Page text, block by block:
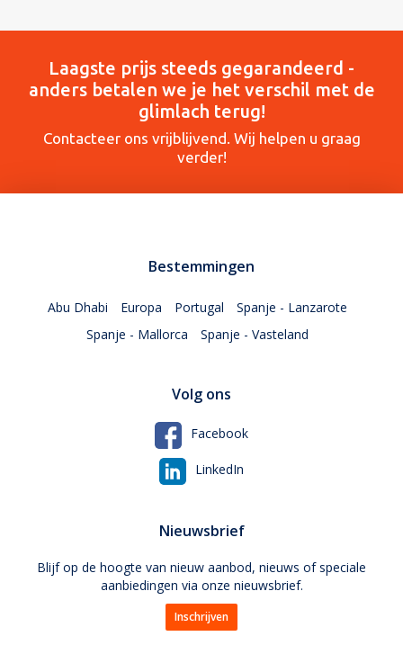
Laagste prijs steeds gegarandeerd -
anders betalen we je het verschil met de
glimlach terug!
Contacteer ons vrijblijvend. Wij helpen u graag
verder!
Bestemmingen
Abu Dhabi Europa Portugal
Spanje - Lanzarote
Spanje - Mallorca
Spanje - Vasteland
Volg ons
Facebook
LinkedIn
Nieuwsbrief
Blijf op de hoogte van nieuw aanbod, nieuws of speciale
aanbiedingen via onze nieuwsbrief.
Inschrijven